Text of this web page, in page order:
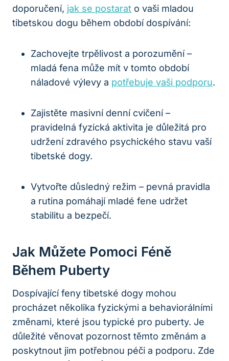
doporučení, jak se postarat o vaši mladou
tibetskou dogu během období dospívání:
Zachovejte trpělivost a porozumění –
mladá fena může mít v tomto období
náladové výlevy a potřebuje vaši podporu.
Zajistěte masivní denní cvičení –
pravidelná fyzická aktivita je důležitá pro
udržení zdravého psychického stavu vaší
tibetské dogy.
Vytvořte důsledný režim – pevná pravidla
a rutina pomáhají mladé fene udržet
stabilitu a bezpečí.
Jak Můžete Pomoci Féně
Během Puberty
Dospívající feny tibetské dogy mohou
procházet několika fyzickými a behaviorálními
změnami, které jsou typické pro puberty. Je
důležité věnovat pozornost těmto změnám a
poskytnout jim potřebnou péči a podporu. Zde